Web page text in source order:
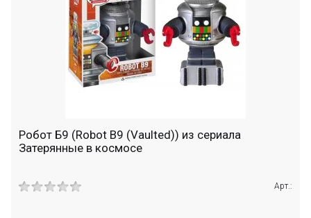
Робот Б9 (Robot B9 (Vaulted)) из сериала
Затерянные в космосе
Арт.: